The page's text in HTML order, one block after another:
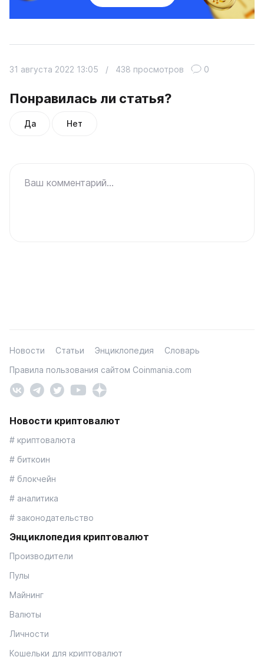
Понравилась ли статья?
Да Нет
31 августа 2022 13:05 / 438 просмотров 0
Ваш комментарий...
Новости Статьи Энциклопедия
Словарь
Правила пользования сайтом Coinmania.com
Новости криптовалют
# криптовалюта
# биткоин
# блокчейн
# аналитика
# законодательство
Энциклопедия криптовалют
Производители
Пулы
Майнинг
Валюты
Личности
Кошельки для криптовалют